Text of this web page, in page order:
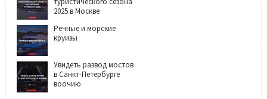
2025 в Москве
Речные и морские
круизы
Увидеть развод мостов
в Санкт-Петербурге
воочию